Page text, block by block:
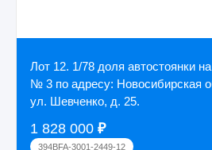
Лот 12. 1/78 доля автостоянки
№ 3 по адресу: Новосибирская
ул. Шевченко, д. 25.
1 828 000 ₽
394BFA-3001-2449-12